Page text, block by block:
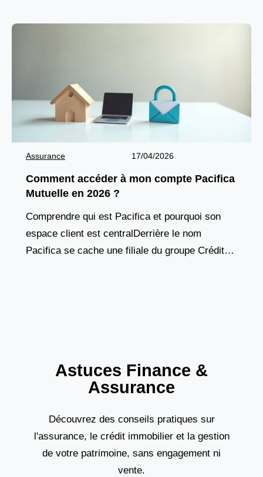
Assurance 17/04/2026
Comment accéder à mon compte Pacifica
Mutuelle en 2026 ?
Comprendre qui est Pacifica et pourquoi son
espace client est centralDerrière le nom
Pacifica se cache une filiale du groupe Crédit
Astuces Finance &
Assurance
Découvrez des conseils pratiques sur
l'assurance, le crédit immobilier et la gestion
de votre patrimoine, sans engagement ni
vente.